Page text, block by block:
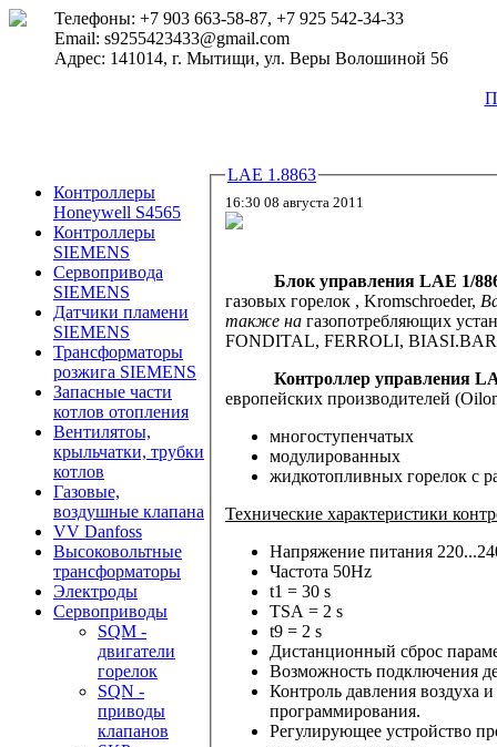
Телефоны: +7 903 663-58-87, +7 925 542-34-33
Email: s9255423433@gmail.com
Адрес: 141014, г. Мытищи, ул. Веры Волошиной 56
Контроллеры
Honeywell S4565
Контроллеры
SIEMENS
Сервопривода
SIEMENS
Датчики пламени
SIEMENS
Трансформаторы
розжига SIEMENS
Запасные части
котлов отопления
Вентилятоы,
крыльчатки, трубки
котлов
Газовые,
воздушные клапана
VV Danfoss
Высоковольтные
трансформаторы
Электроды
Сервоприводы
SQM -
двигатели
горелок
SQN -
приводы
клапанов
LAE 1.8863
16:30 08 августа 2011
Блок управления LAE 1/
газовых горелок , Kromschroeder,
также на газопотребляющих
FONDITAL, FERROLI,
Контроллер управления
европейских производителей
многоступенчатых
модулированных
жидкотопливных горелок с
Технические характеристики
Напряжение питания
Частота 50Hz
t1 = 30 s
TSA = 2 s
t9 = 2 s
Дистанционный сброс
Возможность подключения
Контроль давления воздуха
программирования.
Регулирующее устройство